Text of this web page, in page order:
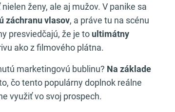
ženy, ale aj mužov. V panike sa
záchranu vlasov, a práve tu na scénu
presviedčajú, že je to ultimátny
ako z filmového plátna.
marketingovú bublinu? Na základe
čo tento populárny doplnok reálne
využiť vo svoj prospech.